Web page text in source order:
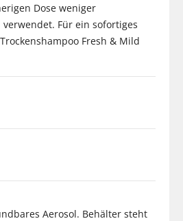
Dose weniger
Für ein sofortiges
Fresh & Mild
Aerosol. Behälter steht